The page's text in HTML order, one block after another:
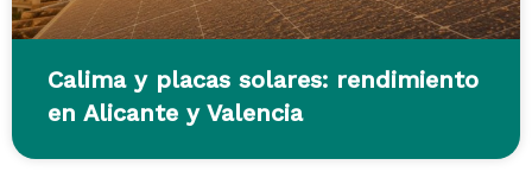
Calima y placas solares: rendimiento
en Alicante y Valencia